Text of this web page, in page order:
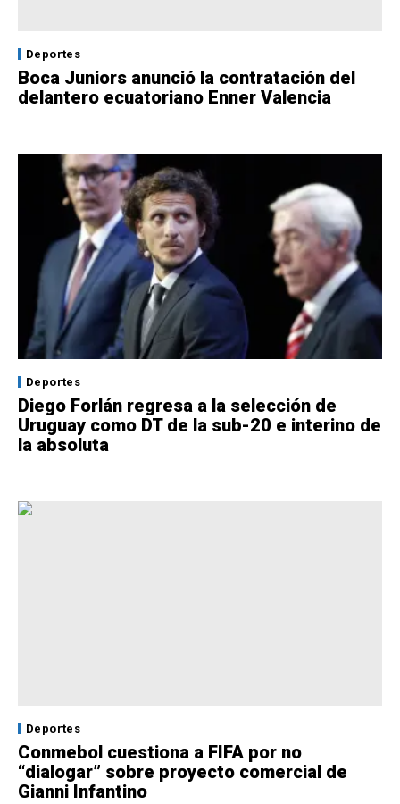
Deportes
Boca Juniors anunció la contratación del
delantero ecuatoriano Enner Valencia
Deportes
Diego Forlán regresa a la selección de
Uruguay como DT de la sub-20 e interino de
la absoluta
Deportes
Conmebol cuestiona a FIFA por no
“dialogar” sobre proyecto comercial de
Gianni Infantino